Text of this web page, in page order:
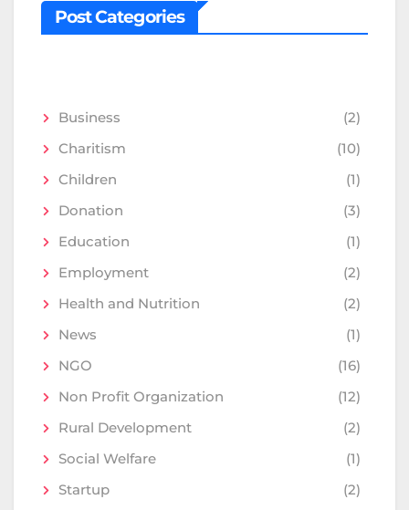
Post Categories
Business
(2)
Charitism
(10)
Children
(1)
Donation
(3)
Education
(1)
Employment
(2)
Health and Nutrition
(2)
News
(1)
NGO
(16)
Non Profit Organization
(12)
Rural Development
(2)
Social Welfare
(1)
Startup
(2)